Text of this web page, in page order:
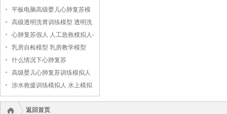
平板电脑高级婴儿心肺复苏模
拟人
高级透明洗胃训练模型 透明洗
胃模型
心肺复苏假人 人工急救模拟人-
-上海中弘科教公司
乳房自检模型 乳房教学模型
什么情况下心肺复苏
高级婴儿心肺复苏训练模拟人
（无线版），婴儿心肺复苏模
拟人
涉水救援训练模拟人 水上模拟
救援假人
返回首页